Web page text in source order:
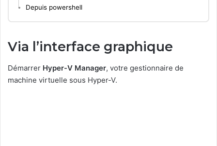
Depuis powershell
Via l’interface graphique
Démarrer Hyper-V Manager, votre gestionnaire de
machine virtuelle sous Hyper-V.